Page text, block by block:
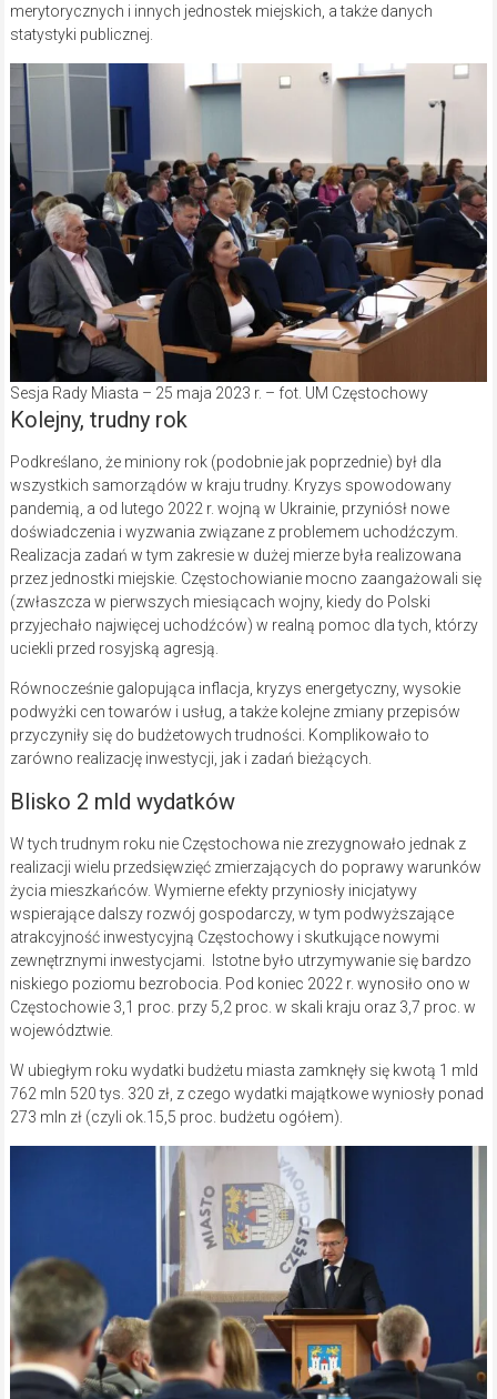
merytorycznych i innych jednostek miejskich, a także danych
statystyki publicznej.
Sesja Rady Miasta – 25 maja 2023 r. – fot. UM Częstochowy
Kolejny, trudny rok
Podkreślano, że miniony rok (podobnie jak poprzednie) był dla
wszystkich samorządów w kraju trudny. Kryzys spowodowany
pandemią, a od lutego 2022 r. wojną w Ukrainie, przyniósł nowe
doświadczenia i wyzwania związane z problemem uchodźczym.
Realizacja zadań w tym zakresie w dużej mierze była realizowana
przez jednostki miejskie. Częstochowianie mocno zaangażowali się
(zwłaszcza w pierwszych miesiącach wojny, kiedy do Polski
przyjechało najwięcej uchodźców) w realną pomoc dla tych, którzy
uciekli przed rosyjską agresją.
Równocześnie galopująca inflacja, kryzys energetyczny, wysokie
podwyżki cen towarów i usług, a także kolejne zmiany przepisów
przyczyniły się do budżetowych trudności. Komplikowało to
zarówno realizację inwestycji, jak i zadań bieżących.
Blisko 2 mld wydatków
W tych trudnym roku nie Częstochowa nie zrezygnowało jednak z
realizacji wielu przedsięwzięć zmierzających do poprawy warunków
życia mieszkańców. Wymierne efekty przyniosły inicjatywy
wspierające dalszy rozwój gospodarczy, w tym podwyższające
atrakcyjność inwestycyjną Częstochowy i skutkujące nowymi
zewnętrznymi inwestycjami. Istotne było utrzymywanie się bardzo
niskiego poziomu bezrobocia. Pod koniec 2022 r. wynosiło ono w
Częstochowie 3,1 proc. przy 5,2 proc. w skali kraju oraz 3,7 proc. w
województwie.
W ubiegłym roku wydatki budżetu miasta zamknęły się kwotą 1 mld
762 mln 520 tys. 320 zł, z czego wydatki majątkowe wyniosły ponad
273 mln zł (czyli ok.15,5 proc. budżetu ogółem).